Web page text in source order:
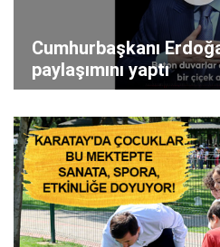
Cumhurbaşkanı
paylaşımını yaptı